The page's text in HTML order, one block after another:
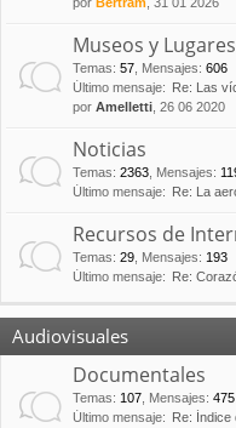
Museos y
Temas: 57 Mensajes: 606
Último mensaje:
Re: Las
por Amelletti , 26 06 2020
Noticias
Temas: 2363 Mensajes:
Último mensaje:
Re: La
Recursos de
Temas: 29 Mensajes: 193
Último mensaje:
Re:
Audiovisuales
Documentales
Temas: 107 Mensajes: 475
Último mensaje:
Re: Índice